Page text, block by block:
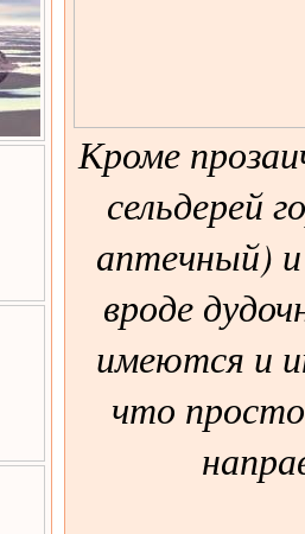
Кроме
сельдерей
аптечный)
вроде
имеются и
что